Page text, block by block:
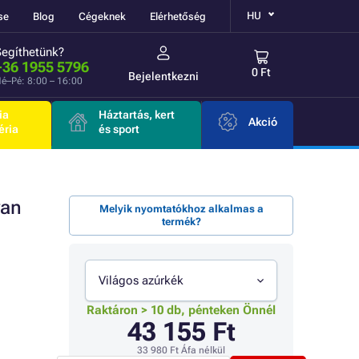
Blog Cégeknek Elérhetőség HU
1955 5796
8:00 – 16:00 Bejelentkezni 0 Ft
Háztartás, kert
és sport
Akció
Melyik nyomtatókhoz alkalmas a
termék?
Világos azúrkék
Raktáron > 10 db, pénteken Önnél
43 155 Ft
33 980 Ft Áfa nélkül